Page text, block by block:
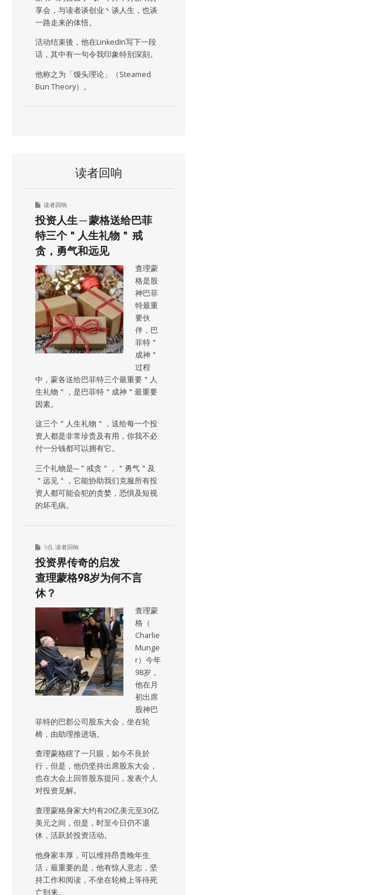
享会，与读者谈创业丶谈人生，也谈
一路走来的体悟。
活动结束後，他在LinkedIn写下一段
话，其中有一句令我印象特别深刻。
他称之为「馒头理论」（Steamed
Bun Theory）。
读者回响
读者回响
投资人生 ─ 蒙格送给巴菲
特三个＂人生礼物＂ 戒
贪，勇气和远见
查理蒙
格是股
神巴菲
特最重
要伙
伴，巴
菲特＂
成神＂
过程
中，蒙各送给巴菲特三个最重要＂人
生礼物＂，是巴菲特＂成神＂最重要
因素。
这三个＂人生礼物＂，送给每一个投
资人都是非常珍贵及有用，你我不必
付一分钱都可以拥有它。
三个礼物是─＂戒贪＂，＂勇气＂及
＂远见＂，它能协助我们克服所有投
资人都可能会犯的贪婪，恐惧及短视
的坏毛病。
9点 读者回响
投资界传奇的启发
查理蒙格98岁为何不言
休？
查理蒙
格（
Charlie
Munge
r）今年
98岁，
他在月
初出席
股神巴
菲特的巴郡公司股东大会，坐在轮
椅，由助理推进场。
查理蒙格瞎了一只眼，如今不良於
行，但是，他仍坚持出席股东大会，
也在大会上回答股东提问，发表个人
对投资见解。
查理蒙格身家大约有20亿美元至30亿
美元之间，但是，时至今日仍不退
休，活跃於投资活动。
他身家丰厚，可以维持昂贵晚年生
活，最重要的是，他有惊人意志，坚
持工作和阅读，不坐在轮椅上等待死
亡到来。